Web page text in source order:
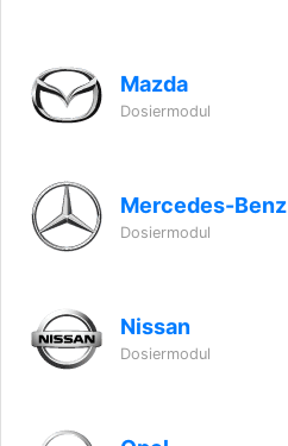
Mazda
Dosiermodul
Mercedes-Benz
Dosiermodul
Nissan
Dosiermodul